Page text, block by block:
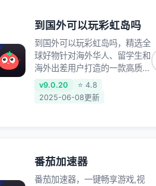
到国外可以玩彩虹岛吗
到国外可以玩彩虹岛吗，精选全
球好物针对海外华人、留学生和
海外出差用户打造的一款高质量
专属回国加速器,只要身处海外
即可一键加速畅享国内网络:追
v9.0.20
⭐ 4.8
2025-06-08更新
番茄加速器
番茄加速器，一键畅享游戏,视